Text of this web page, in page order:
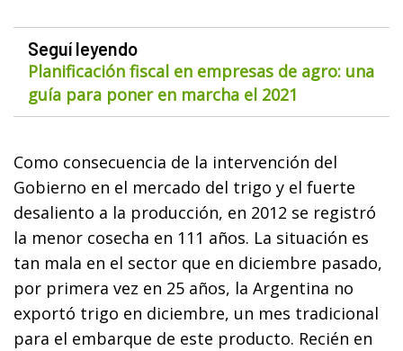
Seguí leyendo
Planificación fiscal en empresas de agro: una
guía para poner en marcha el 2021
Como consecuencia de la intervención del
Gobierno en el mercado del trigo y el fuerte
desaliento a la producción, en 2012 se registró
la menor cosecha en 111 años. La situación es
tan mala en el sector que en diciembre pasado,
por primera vez en 25 años, la Argentina no
exportó trigo en diciembre, un mes tradicional
para el embarque de este producto. Recién en